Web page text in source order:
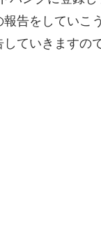
告をしていこ
ていきますの